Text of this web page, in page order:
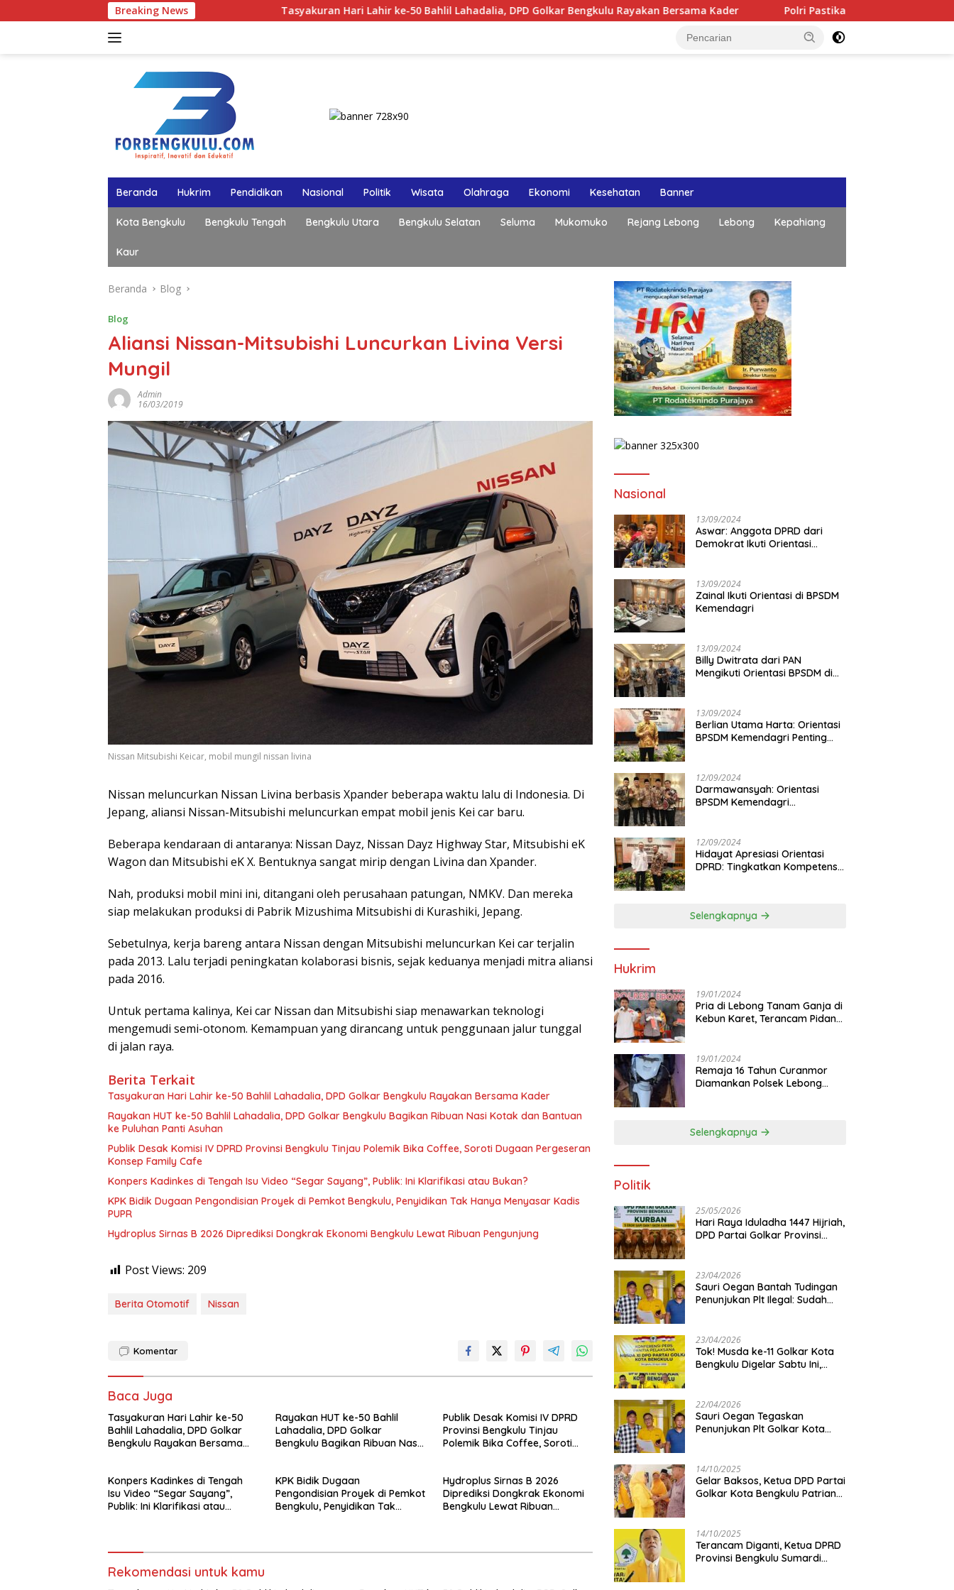
ke
Breaking News Tasyakuran Hari Lahir ke-50 Bahlil Lahadalia, DPD Golkar Bengkulu Rayakan Bersama Kader Polri Pastikan Proses Pemeriksaan Personel di
Beranda Hukrim Pendidikan Nasional Politik Wisata Olahraga Ekonomi Kesehatan Banner
Kota Bengkulu Bengkulu Tengah Bengkulu Utara Bengkulu Selatan Seluma Mukomuko Rejang Lebong Lebong Kepahiang
Kaur
Beranda Blog
Blog
Aliansi Nissan-Mitsubishi Luncurkan Livina Versi
Mungil
Admin
16/03/2019
Nissan Mitsubishi Keicar, mobil mungil nissan livina
Nissan meluncurkan Nissan Livina berbasis Xpander beberapa waktu lalu di Indonesia. Di
Jepang, aliansi Nissan-Mitsubishi meluncurkan empat mobil jenis Kei car baru.
Beberapa kendaraan di antaranya: Nissan Dayz, Nissan Dayz Highway Star, Mitsubishi eK
Wagon dan Mitsubishi eK X. Bentuknya sangat mirip dengan Livina dan Xpander.
Nah, produksi mobil mini ini, ditangani oleh perusahaan patungan, NMKV. Dan mereka
siap melakukan produksi di Pabrik Mizushima Mitsubishi di Kurashiki, Jepang.
Sebetulnya, kerja bareng antara Nissan dengan Mitsubishi meluncurkan Kei car terjalin
pada 2013. Lalu terjadi peningkatan kolaborasi bisnis, sejak keduanya menjadi mitra aliansi
pada 2016.
Untuk pertama kalinya, Kei car Nissan dan Mitsubishi siap menawarkan teknologi
mengemudi semi-otonom. Kemampuan yang dirancang untuk penggunaan jalur tunggal
di jalan raya.
Berita Terkait
Tasyakuran Hari Lahir ke-50 Bahlil Lahadalia, DPD Golkar Bengkulu Rayakan Bersama Kader
Rayakan HUT ke-50 Bahlil Lahadalia, DPD Golkar Bengkulu Bagikan Ribuan Nasi Kotak dan Bantuan
ke Puluhan Panti Asuhan
Publik Desak Komisi IV DPRD Provinsi Bengkulu Tinjau Polemik Bika Coffee, Soroti Dugaan Pergeseran
Konsep Family Cafe
Konpers Kadinkes di Tengah Isu Video “Segar Sayang”, Publik: Ini Klarifikasi atau Bukan?
KPK Bidik Dugaan Pengondisian Proyek di Pemkot Bengkulu, Penyidikan Tak Hanya Menyasar Kadis
PUPR
Hydroplus Sirnas B 2026 Diprediksi Dongkrak Ekonomi Bengkulu Lewat Ribuan Pengunjung
Post Views: 209
Berita Otomotif Nissan
Komentar
Baca Juga
Tasyakuran Hari Lahir ke-50
Bahlil Lahadalia, DPD Golkar
Bengkulu Rayakan Bersama
Rayakan HUT ke-50 Bahlil
Lahadalia, DPD Golkar
Bengkulu Bagikan Ribuan Nasi
Publik Desak Komisi IV DPRD
Provinsi Bengkulu Tinjau
Polemik Bika Coffee, Soroti
Konpers Kadinkes di Tengah
Isu Video “Segar Sayang”,
Publik: Ini Klarifikasi atau
KPK Bidik Dugaan
Pengondisian Proyek di Pemkot
Bengkulu, Penyidikan Tak
Hydroplus Sirnas B 2026
Diprediksi Dongkrak Ekonomi
Bengkulu Lewat Ribuan
Rekomendasi untuk kamu
Nasional
13/09/2024
Aswar: Anggota DPRD dari
Demokrat Ikuti Orientasi
13/09/2024
Zainal Ikuti Orientasi di BPSDM
Kemendagri
13/09/2024
Billy Dwitrata dari PAN
Mengikuti Orientasi BPSDM di
13/09/2024
Berlian Utama Harta: Orientasi
BPSDM Kemendagri Penting
12/09/2024
Darmawansyah: Orientasi
BPSDM Kemendagri
12/09/2024
Hidayat Apresiasi Orientasi
DPRD: Tingkatkan Kompetensi
Selengkapnya
Hukrim
19/01/2024
Pria di Lebong Tanam Ganja di
Kebun Karet, Terancam Pidana
19/01/2024
Remaja 16 Tahun Curanmor
Diamankan Polsek Lebong
Selengkapnya
Politik
25/05/2026
Hari Raya Iduladha 1447 Hijriah,
DPD Partai Golkar Provinsi
23/04/2026
Sauri Oegan Bantah Tudingan
Penunjukan Plt Ilegal: Sudah
23/04/2026
‎Tok! Musda ke-11 Golkar Kota
Bengkulu Digelar Sabtu Ini,
22/04/2026
Sauri Oegan Tegaskan
Penunjukan Plt Golkar Kota
14/10/2025
‎Gelar Baksos, Ketua DPD Partai
Golkar Kota Bengkulu Patriana
14/10/2025
Terancam Diganti, Ketua DPRD
Provinsi Bengkulu Sumardi